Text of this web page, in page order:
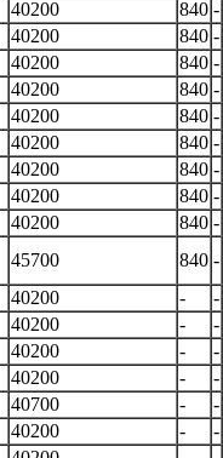
40200 840 -
40200 840 -
40200 840 -
40200 840 -
40200 840 -
40200 840 -
40200 840 -
40200 840 -
40200 840 -
45700 840 -
40200 - -
40200 - -
40200 - -
40200 - -
40700 - -
40200 - -